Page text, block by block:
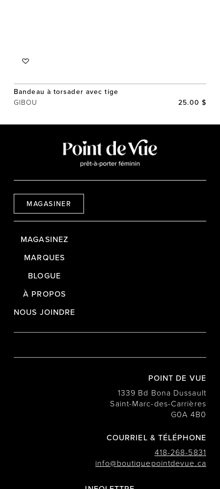
Bandeau à torsader avec tige
GIBOU 25.00 $
MAGASINER
MAGASINEZ
MARQUES
BLOGUE
À PROPOS
NOUS JOINDRE
POINT DE VUE
1339 Bd Bona Dussault
Saint-Marc-des-Carrières
G0A 4B0
COURRIEL & TÉLÉPHONE
418-268-5831
info@boutiquepointdevue.ca